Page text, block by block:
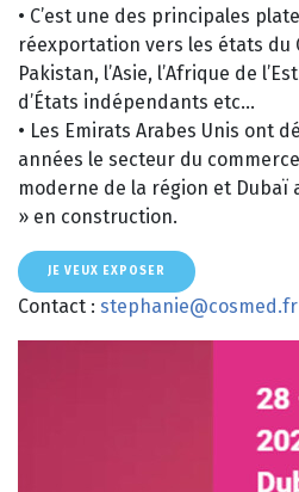
• C’est une des principales
réexportation vers les états du
Pakistan, l’Asie, l’Afrique de
d’États indépendants etc…
• Les Emirats Arabes Unis ont
années le secteur du
moderne de la région et Dubaï
» en construction.
JE VEUX EXPOSER
Contact : stephanie@cosmed.fr